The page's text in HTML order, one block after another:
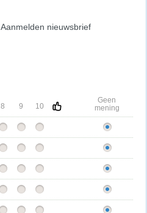
Aanmelden nieuwsbrief
8 9 10
Geen
mening